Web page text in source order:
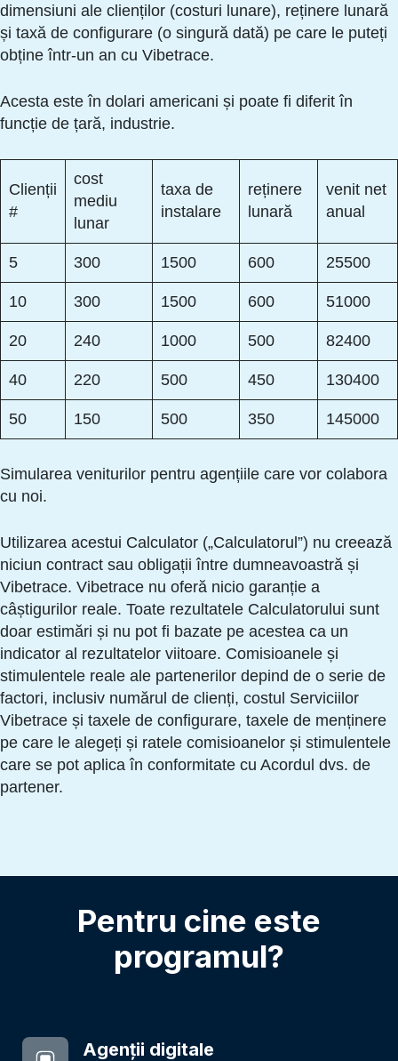
dimensiuni ale clienților (costuri lunare), reținere lunară
și taxă de configurare (o singură dată) pe care le puteți
obține într-un an cu Vibetrace.
Acesta este în dolari americani și poate fi diferit în
funcție de țară, industrie.
Clienții
#
cost
mediu
lunar
taxa de
instalare
reținere
lunară
venit net
anual
5 300 1500 600 25500
10 300 1500 600 51000
20 240 1000 500 82400
40 220 500 450 130400
50 150 500 350 145000
Simularea veniturilor pentru agențiile care vor colabora
cu noi.
Utilizarea acestui Calculator („Calculatorul”) nu creează
niciun contract sau obligații între dumneavoastră și
Vibetrace. Vibetrace nu oferă nicio garanție a
câștigurilor reale. Toate rezultatele Calculatorului sunt
doar estimări și nu pot fi bazate pe acestea ca un
indicator al rezultatelor viitoare. Comisioanele și
stimulentele reale ale partenerilor depind de o serie de
factori, inclusiv numărul de clienți, costul Serviciilor
Vibetrace și taxele de configurare, taxele de menținere
pe care le alegeți și ratele comisioanelor și stimulentele
care se pot aplica în conformitate cu Acordul dvs. de
partener.
Pentru cine este
programul?
Agenții digitale